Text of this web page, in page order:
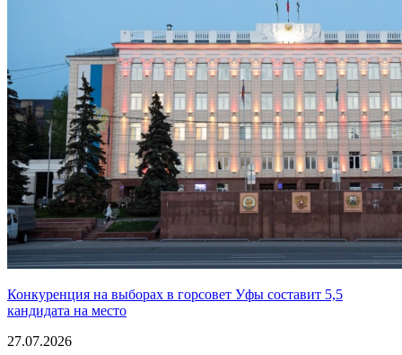
Конкуренция на выборах в горсовет Уфы составит 5,5
кандидата на место
27.07.2026